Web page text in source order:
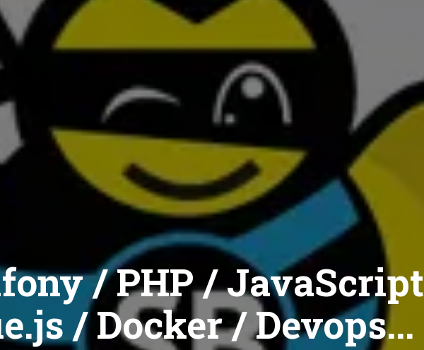
/ PHP / JavaScript
/ Docker / Devops...